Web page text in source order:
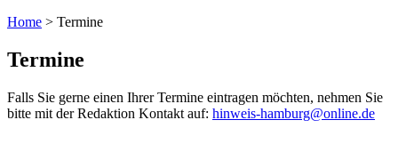
Home > Termine
Termine
Falls Sie gerne einen Ihrer Termine eintragen möchten, nehmen Sie
bitte mit der Redaktion Kontakt auf: hinweis-hamburg@online.de